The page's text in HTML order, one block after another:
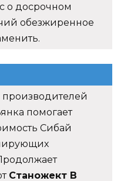
о досрочном
обезжиренное
помогает
Сибай
Станожект В